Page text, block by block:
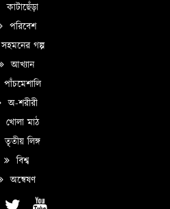
কাটাছেঁড়া
পরিবেশ
সহমনের গল্প
আখ্যান
পাঁচমেশালি
অ-শরীরী
খোলা মাঠ
তৃতীয় লিঙ্গ
বিশ্ব
অন্বেষণ